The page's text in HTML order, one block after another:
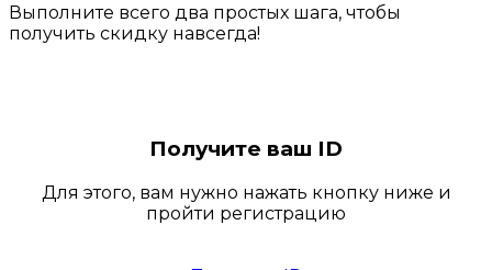
Выполните всего два простых шага, чтобы
получить скидку навсегда!
Получите ваш ID
Для этого, вам нужно нажать кнопку ниже и
пройти регистрацию